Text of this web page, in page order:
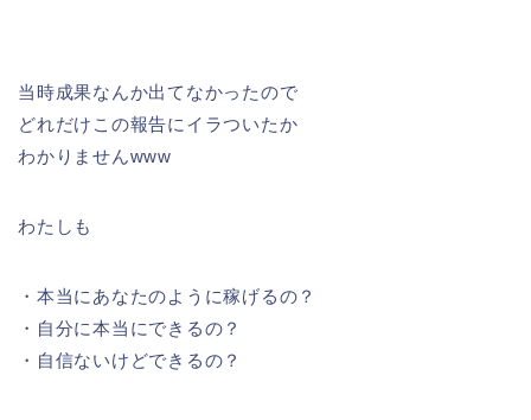
当時成果なんか出てなかったので
どれだけこの報告にイラついたか
わかりませんwww
わたしも
・本当にあなたのように稼げるの？
・自分に本当にできるの？
・自信ないけどできるの？